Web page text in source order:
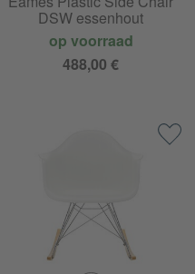
DSW essenhout
op voorraad
488,00 €